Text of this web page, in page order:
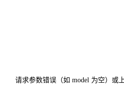
请求参数错误（如 model 为空）或